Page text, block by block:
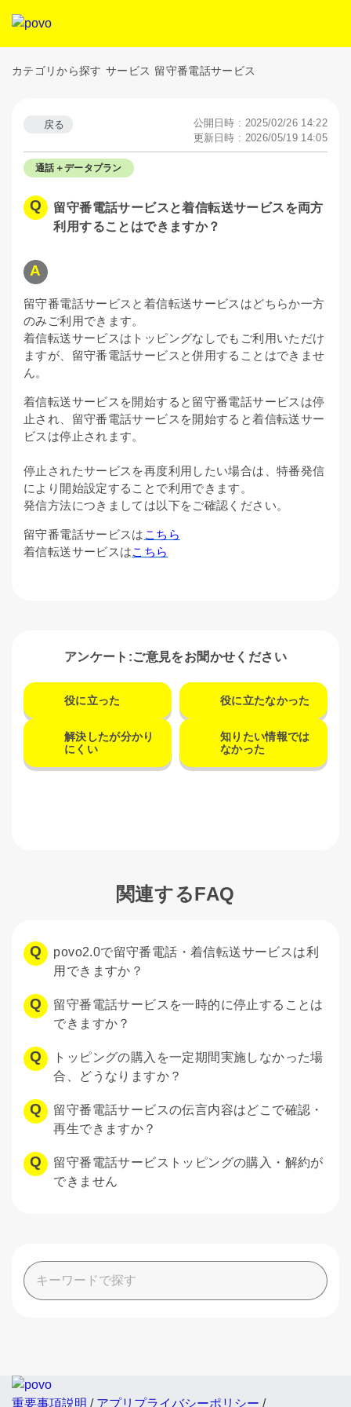
カテゴリから探す サービス 留守番電話サービス
戻る
公開日時 : 2025/02/26 14:22
更新日時 : 2026/05/19 14:05
通話＋データプラン
留守番電話サービスと着信転送サービスを両方
利用することはできますか？
留守番電話サービスと着信転送サービスはどちらか一方
のみご利用できます。
着信転送サービスはトッピングなしでもご利用いただけ
ますが、留守番電話サービスと併用することはできませ
ん。
着信転送サービスを開始すると留守番電話サービスは停
止され、留守番電話サービスを開始すると着信転送サー
ビスは停止されます。
停止されたサービスを再度利用したい場合は、特番発信
により開始設定することで利用できます。
発信方法につきましては以下をご確認ください。
留守番電話サービスは こちら
着信転送サービスはこちら
アンケート:ご意見をお聞かせください
役に立った 役に立たなかった
解決したが分かり
にくい
知りたい情報では
なかった
関連するFAQ
povo2.0で留守番電話・着信転送サービスは利
用できますか？
留守番電話サービスを一時的に停止することは
できますか？
トッピングの購入を一定期間実施しなかった場
合、どうなりますか？
留守番電話サービスの伝言内容はどこで確認・
再生できますか？
留守番電話サービストッピングの購入・解約が
できません
重要事項説明 / アプリプライバシーポリシー /